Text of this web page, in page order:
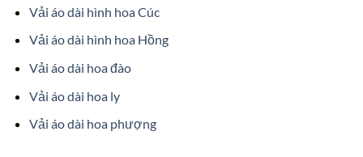
Vải áo dài hình hoa Cúc
Vải áo dài hình hoa Hồng
Vải áo dài hoa đào
Vải áo dài hoa ly
Vải áo dài hoa phượng